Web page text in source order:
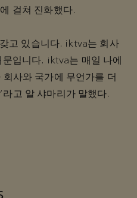
걸쳐 진화했다.
고 있습니다. iktva는 회사
입니다. iktva는 매일 나에
사와 국가에 무언가를 더
고 알 샤마리가 말했다.